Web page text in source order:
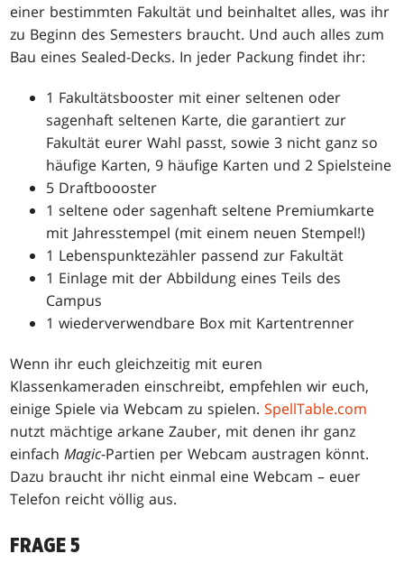
einer bestimmten Fakultät und beinhaltet alles, was ihr
zu Beginn des Semesters braucht. Und auch alles zum
Bau eines Sealed-Decks. In jeder Packung findet ihr:
1 Fakultätsbooster mit einer seltenen oder
sagenhaft seltenen Karte, die garantiert zur
Fakultät eurer Wahl passt, sowie 3 nicht ganz so
häufige Karten, 9 häufige Karten und 2 Spielsteine
5 Draftboooster
1 seltene oder sagenhaft seltene Premiumkarte
mit Jahresstempel (mit einem neuen Stempel!)
1 Lebenspunktezähler passend zur Fakultät
1 Einlage mit der Abbildung eines Teils des
Campus
1 wiederverwendbare Box mit Kartentrenner
Wenn ihr euch gleichzeitig mit euren
Klassenkameraden einschreibt, empfehlen wir euch,
einige Spiele via Webcam zu spielen.SpellTable.com
nutzt mächtige arkane Zauber, mit denen ihr ganz
einfachMagic-Partien per Webcam austragen könnt.
Dazu braucht ihr nicht einmal eine Webcam – euer
Telefon reicht völlig aus.
FRAGE 5